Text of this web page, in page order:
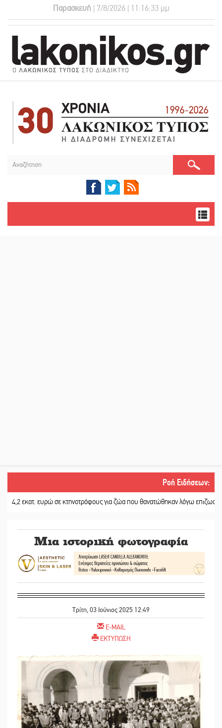
Παρασκευή | 7/8/2026 | 11:16:34 μμ
Ροή Ειδήσεων:
ευρώ σε κτηνοτρόφους για ζώα που θανατώθηκαν λόγω επιζωοτιών || Η
Μια ιστορική φωτογραφία
Τρίτη, 03 Ιούνιος 2025 12:49
E-MAIL
ΕΚΤΥΠΩΣΗ